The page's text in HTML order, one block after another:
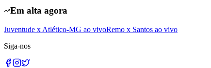
Em alta agora
Juventude x Atlético-MG ao vivoRemo x Santos ao vivo
Siga-nos